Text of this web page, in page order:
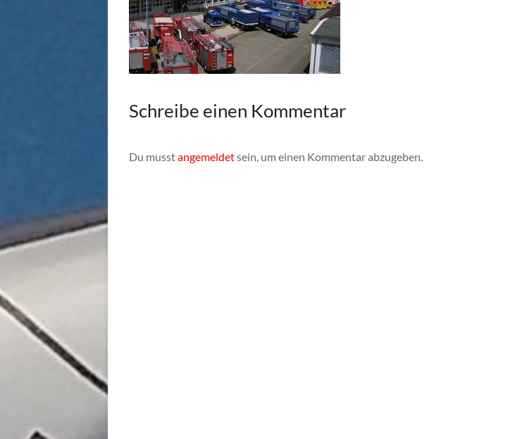
Schreibe einen Kommentar
Du musstangemeldetsein, um einen Kommentar abzugeben.